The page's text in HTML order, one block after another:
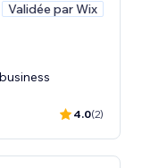
Validée par Wix
4.0(2)